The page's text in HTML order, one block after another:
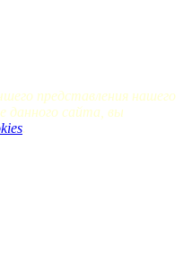
представления нашего
данного сайта, вы
.